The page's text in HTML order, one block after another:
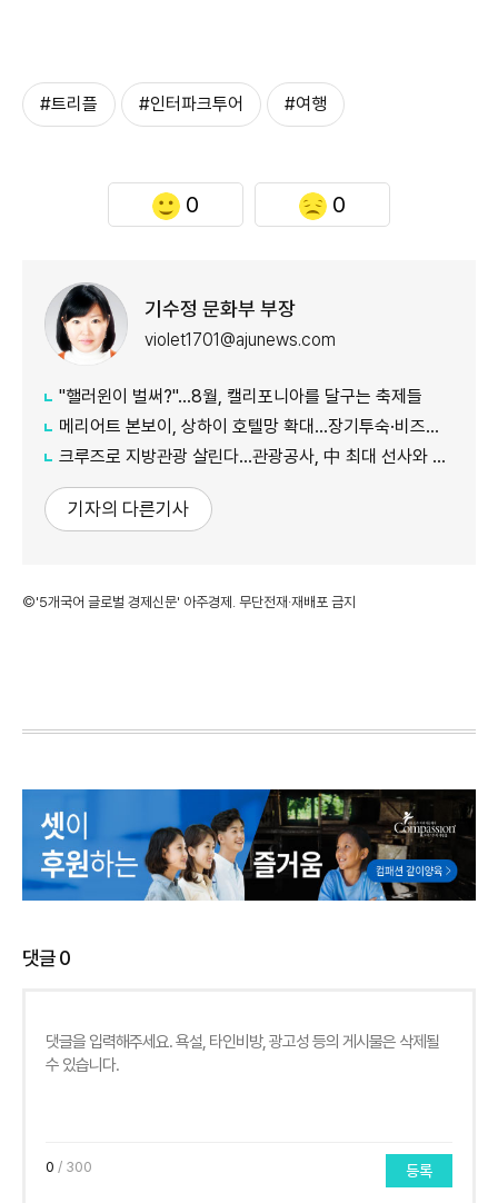
#트리플 #인터파크투어 #여행
0 0
기수정 문화부 부장
violet1701@ajunews.com
"핼러윈이 벌써?"…8월, 캘리포니아를 달구는 축제들
메리어트 본보이, 상하이 호텔망 확대…장기투숙·비즈니스 수요 공략
크루즈로 지방관광 살린다…관광공사, 中 최대 선사와 맞손
기자의 다른기사
©'5개국어 글로벌 경제신문' 아주경제. 무단전재·재배포 금지
댓글0
0 / 300 등록